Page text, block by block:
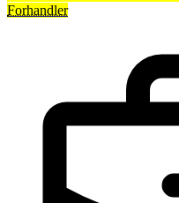
Forhandler